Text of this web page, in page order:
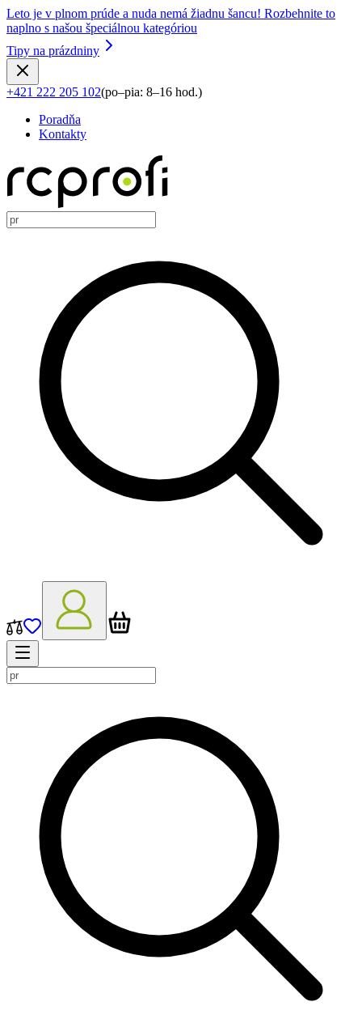
Leto je v plnom prúde a nuda nemá žiadnu šancu! Rozbehnite to
naplno s našou špeciálnou kategóriou
Tipy na prázdniny
+421 222 205 102(po–pia: 8–16 hod.)
Poradňa
Kontakty